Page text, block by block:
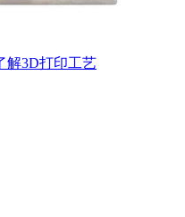
解3D打印工艺